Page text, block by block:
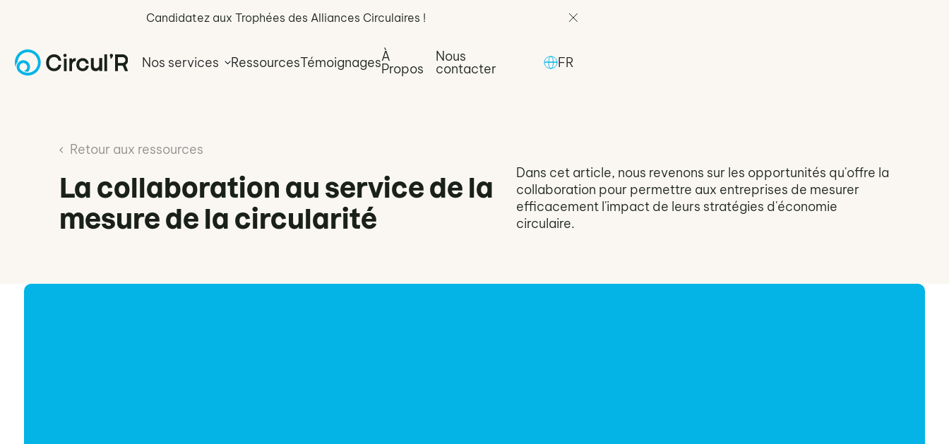
Candidatez aux Trophées des Alliances Circulaires !
Nos services RessourcesTémoignagesÀ
Propos
Nous
contacter FR
Retour aux ressources
La collaboration au service de la
mesure de la circularité
Dans cet article, nous revenons sur les opportunités qu'offre la
collaboration pour permettre aux entreprises de mesurer
efficacement l'impact de leurs stratégies d'économie
circulaire.